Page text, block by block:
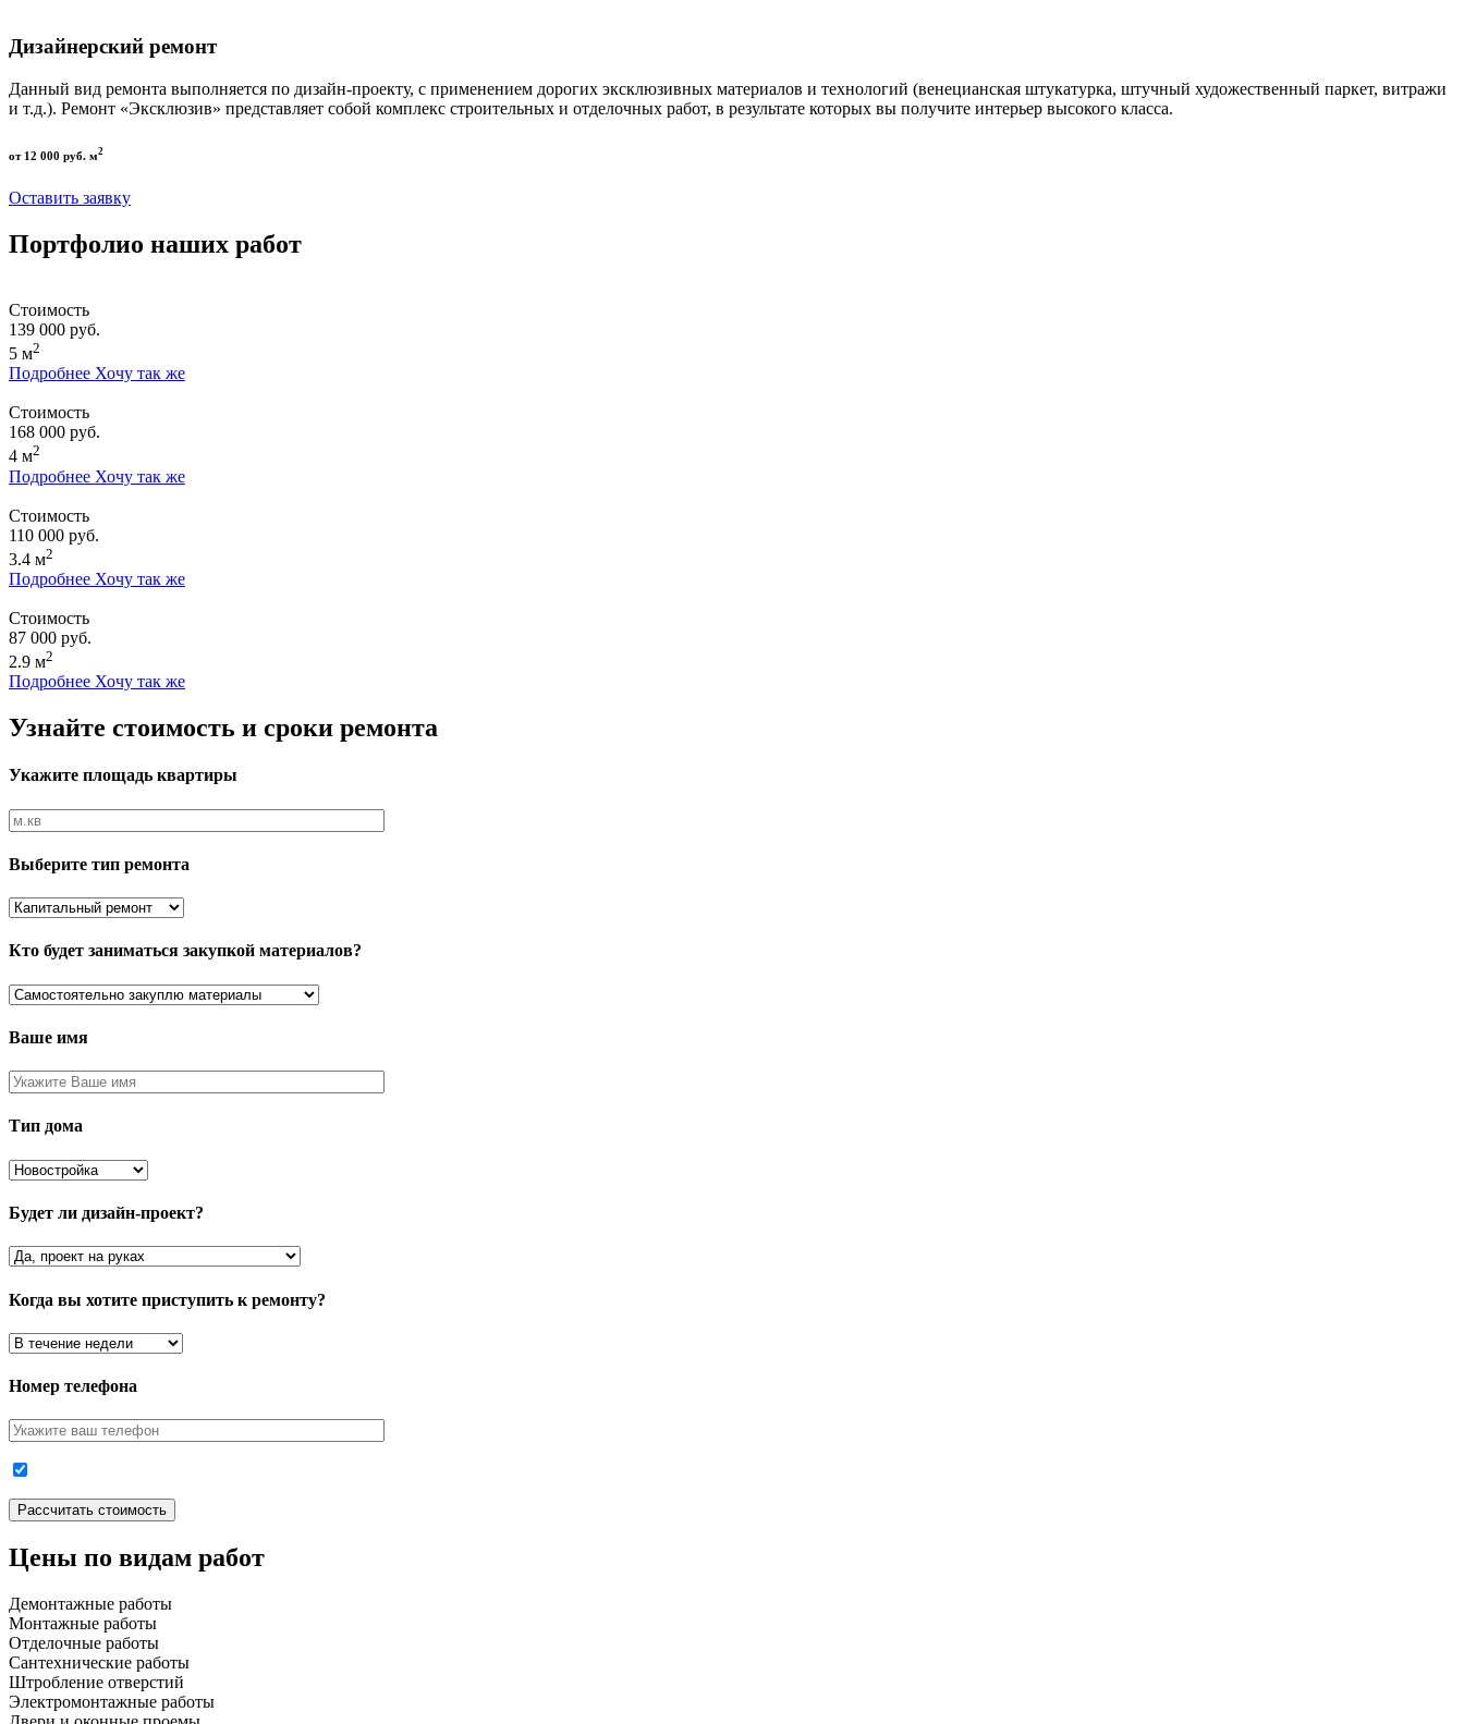
Дизайнерский ремонт
Данный вид ремонта выполняется по дизайн-проекту, с применением дорогих эксклюзивных материалов и технологий (венецианская штукатурка, штучный художественный паркет, витражи
и т.д.). Ремонт «Эксклюзив» представляет собой комплекс строительных и отделочных работ, в результате которых вы получите интерьер высокого класса.
от 12 000 руб. м2
Оставить заявку
Портфолио наших работ
Стоимость
139 000 руб.
5 м2
Подробнее Хочу так же
Стоимость
168 000 руб.
4 м2
Подробнее Хочу так же
Стоимость
110 000 руб.
3.4 м2
Подробнее Хочу так же
Стоимость
87 000 руб.
2.9 м2
Подробнее Хочу так же
Узнайте стоимость и сроки ремонта
Укажите площадь квартиры
Выберите тип ремонта
Кто будет заниматься закупкой материалов?
Ваше имя
Тип дома
Будет ли дизайн-проект?
Когда вы хотите приступить к ремонту?
Номер телефона
Цены по видам работ
Демонтажные работы
Монтажные работы
Отделочные работы
Сантехнические работы
Штробление отверстий
Электромонтажные работы